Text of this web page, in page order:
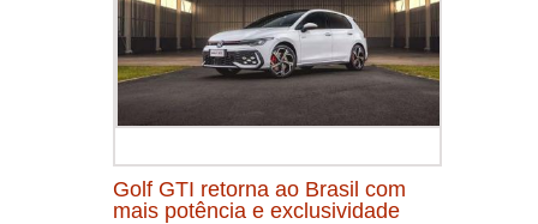
Golf GTI retorna ao Brasil com
mais potência e exclusividade